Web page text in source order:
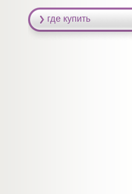
где купить